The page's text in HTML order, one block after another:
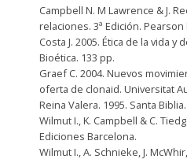
Campbell N. M Lawrence & J.
relaciones. 3ª Edición. Pearson
Costa J. 2005. Ética de la vida
Bioética. 133 pp.
Graef C. 2004. Nuevos
oferta de clonaid. Universitat
Reina Valera. 1995. Santa Biblia.
Wilmut I., K. Campbell & C.
Ediciones Barcelona.
Wilmut I., A. Schnieke, J.